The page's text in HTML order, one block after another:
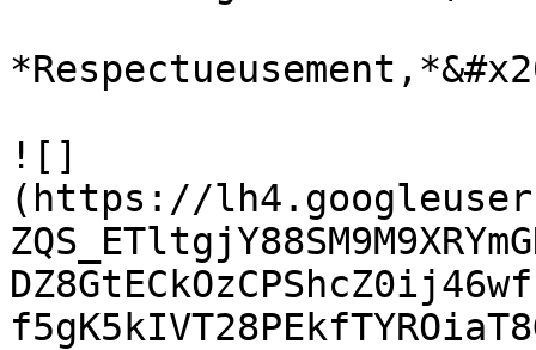
![]
(https://